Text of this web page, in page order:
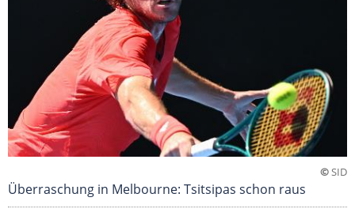
©SID
Überraschung in Melbourne: Tsitsipas schon raus